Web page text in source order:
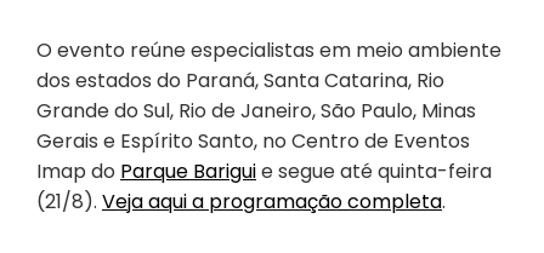
O evento reúne especialistas em meio ambiente
dos estados do Paraná, Santa Catarina, Rio
Grande do Sul, Rio de Janeiro, São Paulo, Minas
Gerais e Espírito Santo, no Centro de Eventos
Imap do Parque Bariguie segue até quinta-feira
(21/8). Veja aqui a programação completa.